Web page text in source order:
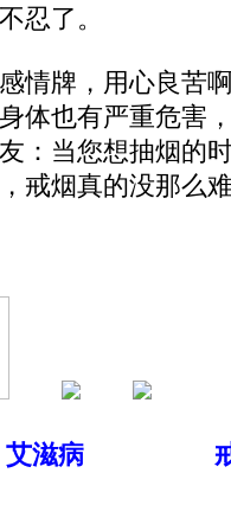
忍了。
牌，用心良苦
体也有严重危害
：当您想抽烟的
戒烟真的没那么
艾滋病